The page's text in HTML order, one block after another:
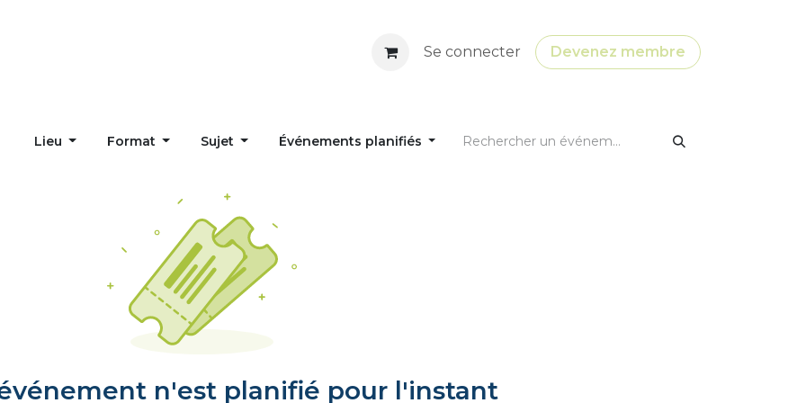
Se connecter Devenez membre
Lieu Format Sujet Événements planifiés
n'est planifié pour l'instant